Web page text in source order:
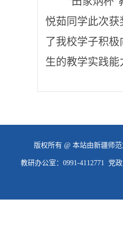
悦茹同学此次
了我校学子积
生的教学实践
版权所有 @ 本站由新疆师
研办公室：0991-4112771 党政办